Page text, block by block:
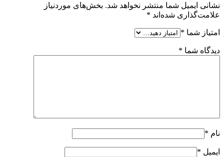
نشانی ایمیل شما منتشر نخواهد شد. بخش‌های موردنیاز
علامت‌گذاری شده‌اند *
امتیاز شما *
دیدگاه شما *
نام *
ایمیل *